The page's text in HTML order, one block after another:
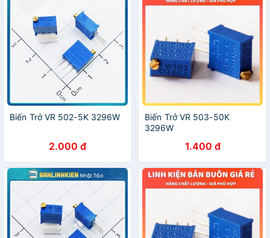
Biến Trở VR 502-5K 3296W
2.000 đ
Biến Trở VR 503-50K
3296W
1.400 đ